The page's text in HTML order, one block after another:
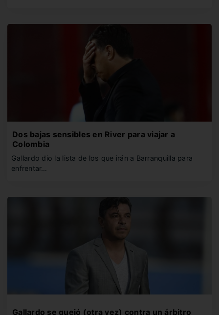
Dos bajas sensibles en River para viajar a
Colombia
Gallardo dio la lista de los que irán a Barranquilla para
enfrentar…
Gallardo se quejó (otra vez) contra un árbitro